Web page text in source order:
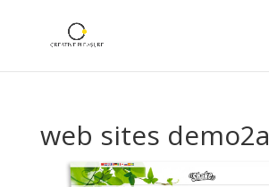
web sites demo2a